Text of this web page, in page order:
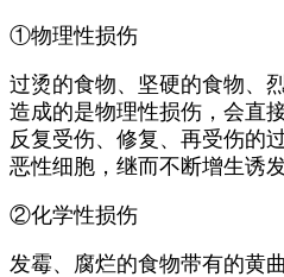
①物理性损伤
过烫的食物、坚硬的食物
造成的是物理性损伤，会直
反复受伤、修复、再受伤的
恶性细胞，继而不断增生诱发
②化学性损伤
发霉、腐烂的食物带有的黄